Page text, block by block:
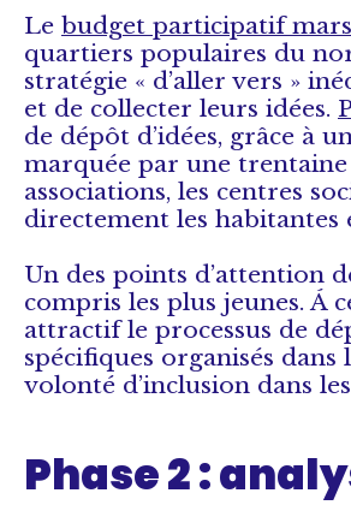
Le budget participatif
quartiers populaires du
stratégie « d’aller vers »
et de collecter leurs idées.
de dépôt d’idées, grâce à
marquée par une
associations, les centres
directement les habitantes
Un des points d’attention
compris les plus jeunes. Á
attractif le processus de
spécifiques organisés
volonté d’inclusion dans
Phase 2 :